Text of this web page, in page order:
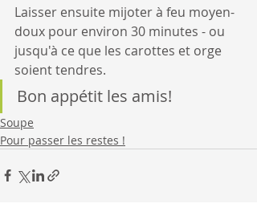
Laisser ensuite mijoter à feu moyen-
doux pour environ 30 minutes - ou
jusqu'à ce que les carottes et orge
soient tendres.
Bon appétit les amis!
Soupe
Pour passer les restes !